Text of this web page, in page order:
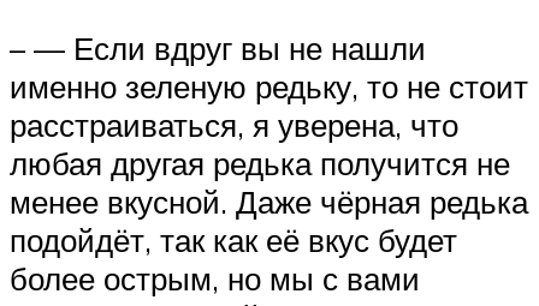
– — Если вдруг вы не нашли
именно зеленую редьку, то не стоит
расстраиваться, я уверена, что
любая другая редька получится не
менее вкусной. Даже чёрная редька
подойдёт, так как её вкус будет
более острым, но мы с вами